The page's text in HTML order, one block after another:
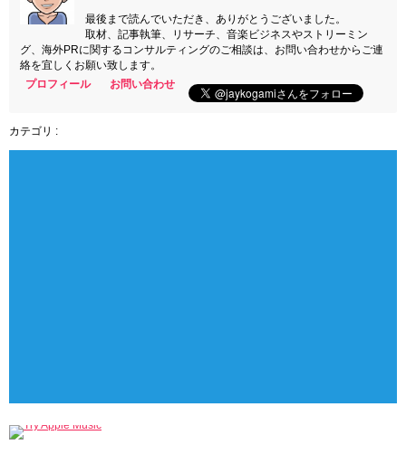
最後まで読んでいただき、ありがとうございました。
取材、記事執筆、リサーチ、音楽ビジネスやストリーミン
グ、海外PRに関するコンサルティングのご相談は、お問い合わせからご連
絡を宜しくお願い致します。
プロフィール
お問い合わせ
カテゴリ :